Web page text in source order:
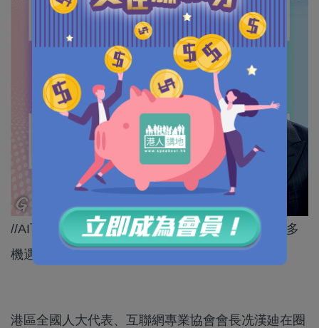
//AI可以造就出更多好遊戲，同時亦為香港帶來更多
機遇！//
港區全國人大代表、互聯網專業協會會長冼漢廸在圈